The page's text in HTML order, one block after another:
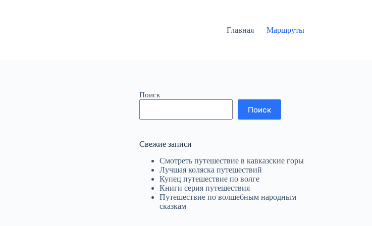
Главная Маршруты
Поиск
Поиск
Свежие записи
Смотреть путешествие в кавказские горы
Лучшая коляска путешествий
Купец путешествие по волге
Книги серия путешествия
Путешествие по волшебным народным
сказкам